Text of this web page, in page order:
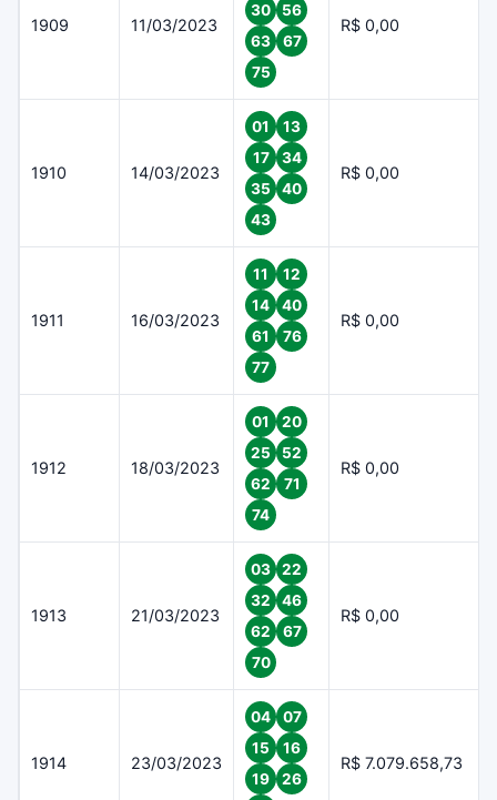
1909 11/03/2023
30
56
63
67
75
R$ 0,00
1910 14/03/2023
01
13
17
34
35
40
43
R$ 0,00
1911 16/03/2023
11
12
14
40
61
76
77
R$ 0,00
1912 18/03/2023
01
20
25
52
62
71
74
R$ 0,00
1913 21/03/2023
03
22
32
46
62
67
70
R$ 0,00
1914 23/03/2023
04
07
15
16
19
26
R$ 7.079.658,73